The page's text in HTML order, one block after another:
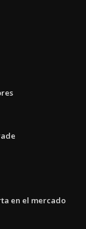
en el mercado